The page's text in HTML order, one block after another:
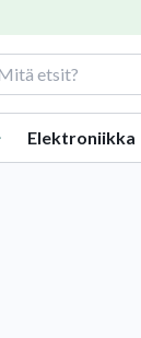
Elektroniikka